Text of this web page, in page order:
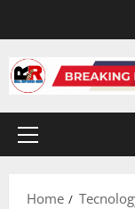
content
Primary
Home